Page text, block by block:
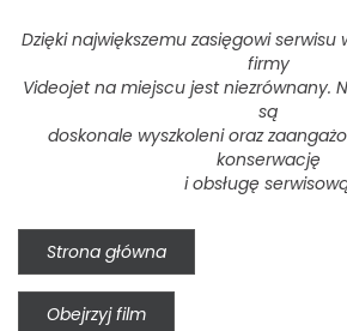
Dzięki największemu zasięgowi serwisu
firmy
Videojet na miejscu jest niezrównany.
są
doskonale wyszkoleni oraz
konserwację
i obsługę
Strona główna
Obejrzyj film